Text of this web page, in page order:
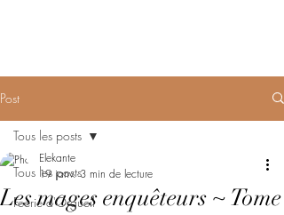
Post
Tous les posts
Féerie d'Orgueil
Tous les posts
Les mages enquêteurs ~ Tome
Elekante
19 janv. 3 min de lecture